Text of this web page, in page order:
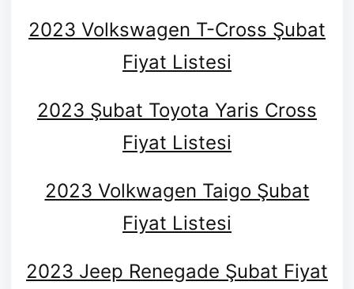
2023 Volkswagen T-Cross Şubat
Fiyat Listesi
2023 Şubat Toyota Yaris Cross
Fiyat Listesi
2023 Volkwagen Taigo Şubat
Fiyat Listesi
2023 Jeep Renegade Şubat Fiyat